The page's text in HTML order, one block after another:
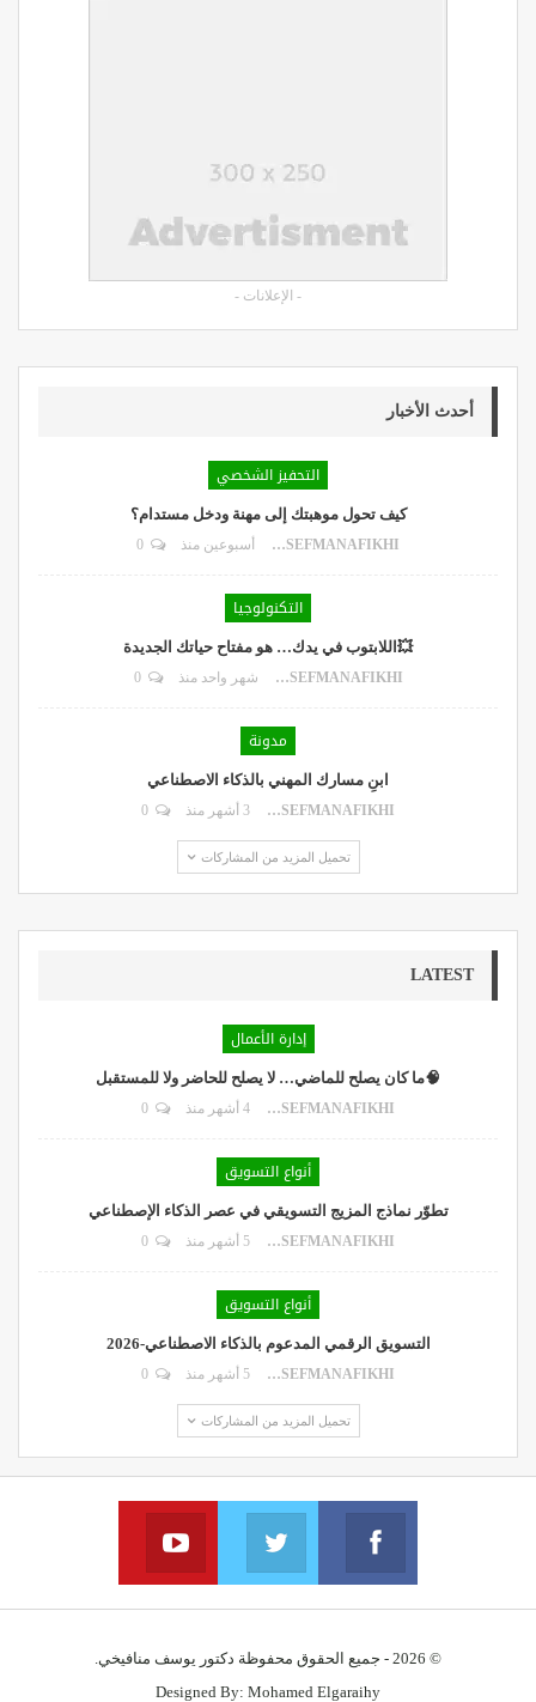
- الإعلانات -
أحدث الأخبار
التحفيز الشخصي
كيف تحول موهبتك إلى مهنة ودخل مستدام؟
DR.YOUSEFMANAFIKHI أسبوعين منذ
التكنولوجيا
💥اللابتوب في يدك… هو مفتاح حياتك الجديدة
DR.YOUSEFMANAFIKHI شهر واحد منذ 0
مدونة
ابنِ مسارك المهني بالذكاء الاصطناعي
DR.YOUSEFMANAFIKHI 3 أشهر منذ
تحميل المزيد من المشاركات
LATEST
إدارة الأعمال
🧠ما كان يصلح للماضي… لا يصلح للحاضر ولا للمستقبل
DR.YOUSEFMANAFIKHI 4 أشهر منذ
أنواع التسويق
تطوّر نماذج المزيج التسويقي في عصر الذكاء الإصطناعي
DR.YOUSEFMANAFIKHI 5 أشهر منذ
أنواع التسويق
التسويق الرقمي المدعوم بالذكاء الاصطناعي-2026
DR.YOUSEFMANAFIKHI 5 أشهر منذ
تحميل المزيد من المشاركات
Facebook
Join us on facebook
Twitter
Join us via twitter
© 2026 - جميع الحقوق محفوظة دكتور يوسف منافيخي.
Designed By: Mohamed Elgaraihy